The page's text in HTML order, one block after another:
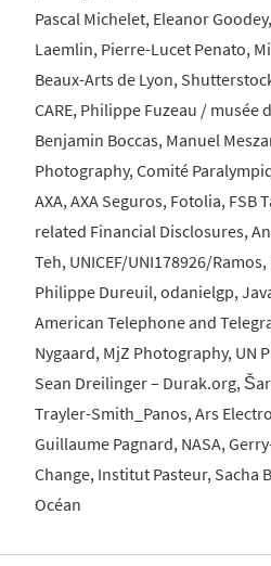
Pascal Michelet, Eleanor
Laemlin, Pierre-Lucet Penato,
Beaux-Arts de Lyon,
CARE, Philippe Fuzeau / musée
Benjamin Boccas, Manuel
Photography, Comité
AXA, AXA Seguros, Fotolia, FSB
related Financial Disclosures,
Teh, UNICEF/UNI178926/
Philippe Dureuil, odanielgp,
American Telephone and
Nygaard, MjZ Photography, UN
Sean Dreilinger – Durak.org,
Trayler-Smith_Panos, Ars
Guillaume Pagnard, NASA,
Change, Institut Pasteur, Sacha
Océan